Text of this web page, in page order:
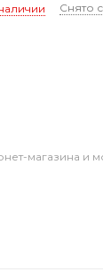
Снято
магазина и